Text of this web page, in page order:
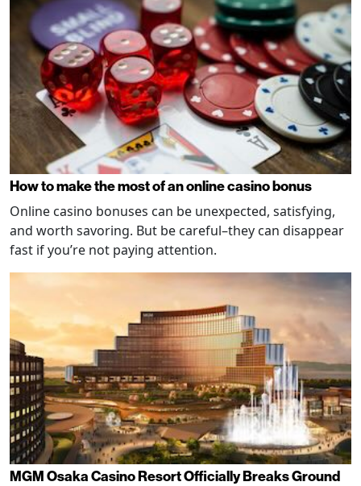
How to make the most of an online casino bonus
Online casino bonuses can be unexpected, satisfying,
and worth savoring. But be careful–they can disappear
fast if you’re not paying attention.
MGM Osaka Casino Resort Officially Breaks Ground